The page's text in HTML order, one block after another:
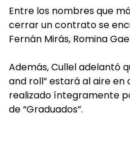
Entre los nombres que
cerrar un contrato se
Fernán Mirás, Romi­na
Además, Cullel adelantó
and roll” es­tará al aire en
realizado íntegra­mente
de “Graduados”.